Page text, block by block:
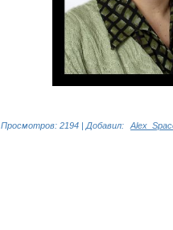
Просмотров: 2194 | Добавил: